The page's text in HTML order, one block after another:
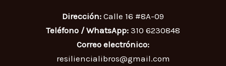
Dirección: Calle 16 #8A-09
Teléfono / WhatsApp: 310 6230848
Correo electrónico:
resiliencialibros@gmail.com